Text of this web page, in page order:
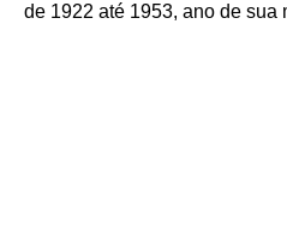
de 1922 até 1953, ano de sua